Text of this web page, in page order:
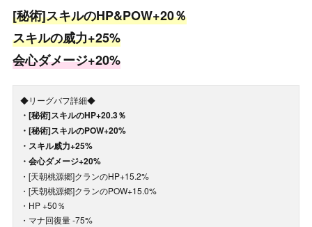
[秘術]スキルのHP&POW+20％
スキルの威力+25%
会心ダメージ+20%
◆リーグバフ詳細◆
・[秘術]スキルのHP+20.3％
・[秘術]スキルのPOW+20%
・スキル威力+25%
・会心ダメージ+20%
・[天朝桃源郷]クランのHP+15.2%
・[天朝桃源郷]クランのPOW+15.0%
・HP +50％
・マナ回復量 -75%